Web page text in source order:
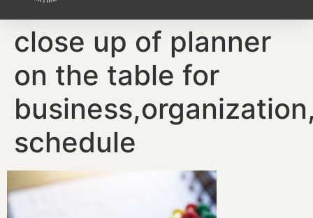
close up of planner
on the table for
schedule